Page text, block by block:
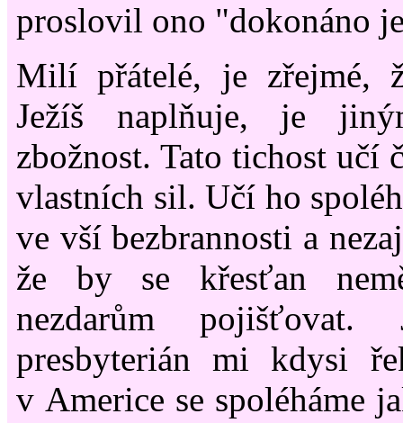
proslovil ono "dokonáno
Milí přátelé, je zřejmé,
Ježíš naplňuje, je
zbožnost. Tato tichost učí
vlastních sil. Učí ho
ve vší bezbrannosti a
že by se křesťan
nezdarům pojišťovat.
presbyterián mi kdysi
v Americe se spoléháme